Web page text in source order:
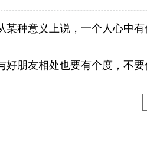
某种意义上说，一个人心中有
好朋友相处也要有个度，不要